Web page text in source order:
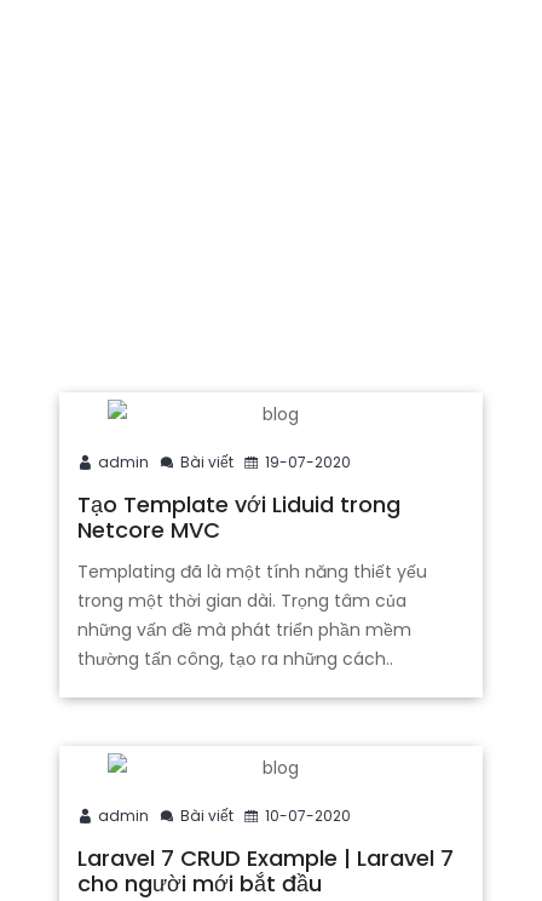
admin Bài viết 19-07-2020
Tạo Template với Liduid trong
Netcore MVC
Templating đã là một tính năng thiết yếu
trong một thời gian dài. Trọng tâm của
những vấn đề mà phát triển phần mềm
thường tấn công, tạo ra những cách..
admin Bài viết 10-07-2020
Laravel 7 CRUD Example | Laravel 7
cho người mới bắt đầu